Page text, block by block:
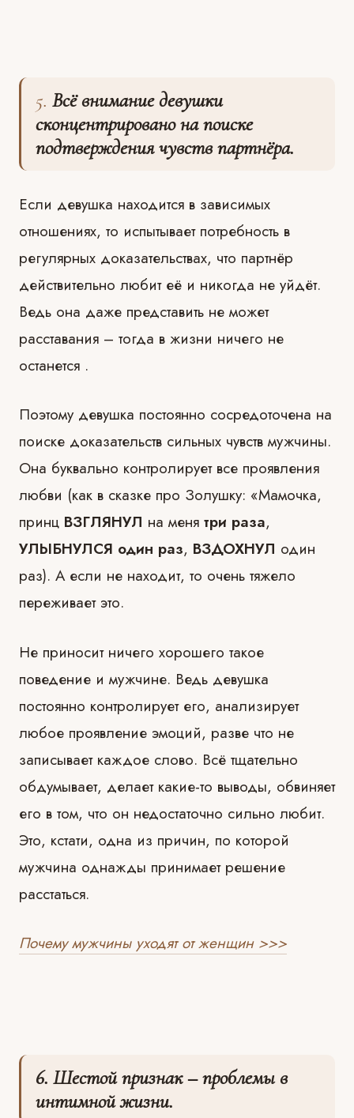
5. Всё внимание девушки
сконцентрировано на поиске
подтверждения чувств партнёра.
Если девушка находится в зависимых
отношениях, то испытывает потребность в
регулярных доказательствах, что партнёр
действительно любит её и никогда не уйдёт.
Ведь она даже представить не может
расставания – тогда в жизни ничего не
останется .
Поэтому девушка постоянно сосредоточена на
поиске доказательств сильных чувств мужчины.
Она буквально контролирует все проявления
любви (как в сказке про Золушку: «Мамочка,
принц ВЗГЛЯНУЛ на меня три раза,
УЛЫБНУЛСЯ один раз, ВЗДОХНУЛ один
раз). А если не находит, то очень тяжело
переживает это.
Не приносит ничего хорошего такое
поведение и мужчине. Ведь девушка
постоянно контролирует его, анализирует
любое проявление эмоций, разве что не
записывает каждое слово. Всё тщательно
обдумывает, делает какие-то выводы, обвиняет
его в том, что он недостаточно сильно любит.
Это, кстати, одна из причин, по которой
мужчина однажды принимает решение
расстаться.
Почему мужчины уходят от женщин >>>
6. Шестой признак – проблемы в
интимной жизни.